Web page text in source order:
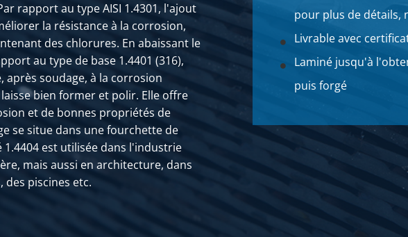
1.4404 (316L) laminé à chaud rond 90 ca 6 mtr écroûté
1.4404 (316L) laminé à chaud rond 100 ca 6 mtr écroûté
1.4404 (316L) laminé à chaud rond 110 ca 5-6 mtr écroûté
1.4404 (316L) laminé à chaud rond 120 ca 5-6 mtr écroûté
1.4404 (316L) laminé à chaud rond 130 ca 5-6 mtr écroûté
1.4404 (316L) laminé à chaud rond 140 ca 5-6 mtr écroûté
rapport au type AISI 1.4301, l'ajout
la résistance à la corrosion,
des chlorures. En abaissant le
au type de base 1.4401 (316),
après soudage, à la corrosion
bien former et polir. Elle offre
et de bonnes propriétés de
se situe dans une fourchette de
1.4404 est utilisée dans l'industrie
mais aussi en architecture, dans
piscines etc.
pour plus de détails,
Livrable avec
Laminé jusqu'à
puis forgé